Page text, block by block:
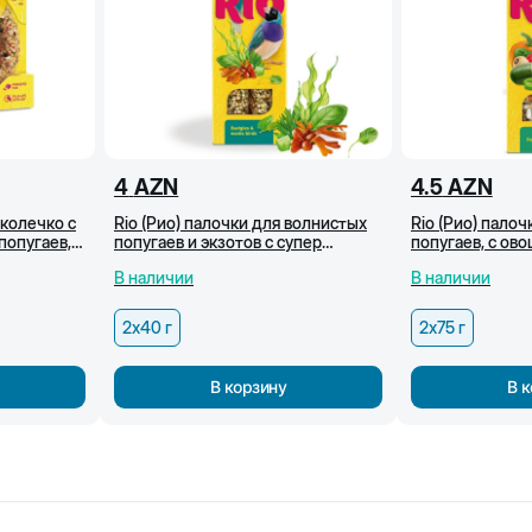
с
4 AZN
Rio (Рио) палочки для волнистых
попугаев и экзотов с супер
В наличии
2х40 г
В корзину
4.5 AZN
Rio (Рио)
попугаев, с
В наличии
2х75 г
В